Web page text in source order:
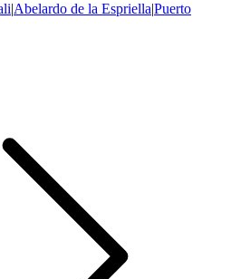
|Abelardo de la Espriella|Puerto